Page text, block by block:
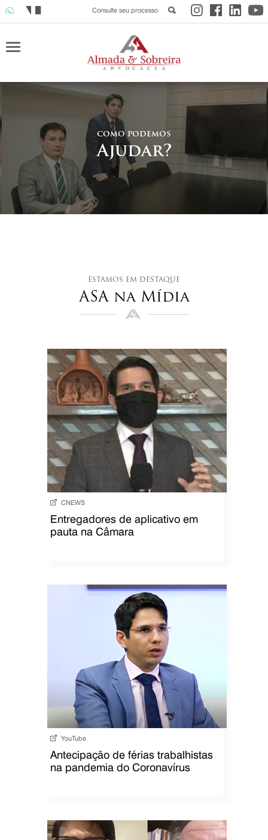
Consulte seu processo
como podemos
Ajudar?
estamos em destaque
ASA na Mídia
CNEWS
Entregadores de aplicativo em
pauta na Câmara
YouTube
Antecipação de férias trabalhistas
na pandemia do Coronavírus